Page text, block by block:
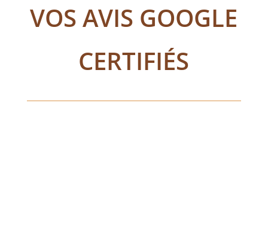
VOS AVIS GOOGLE
CERTIFIÉS